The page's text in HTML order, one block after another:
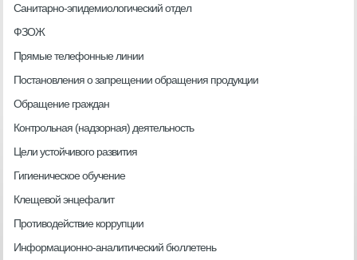
Санитарно-эпидемиологический отдел
ФЗОЖ
Прямые телефонные линии
Постановления о запрещении обращения продукции
Обращение граждан
Контрольная (надзорная) деятельность
Цели устойчивого развития
Гигиеническое обучение
Клещевой энцефалит
Противодействие коррупции
Информационно-аналитический бюллетень